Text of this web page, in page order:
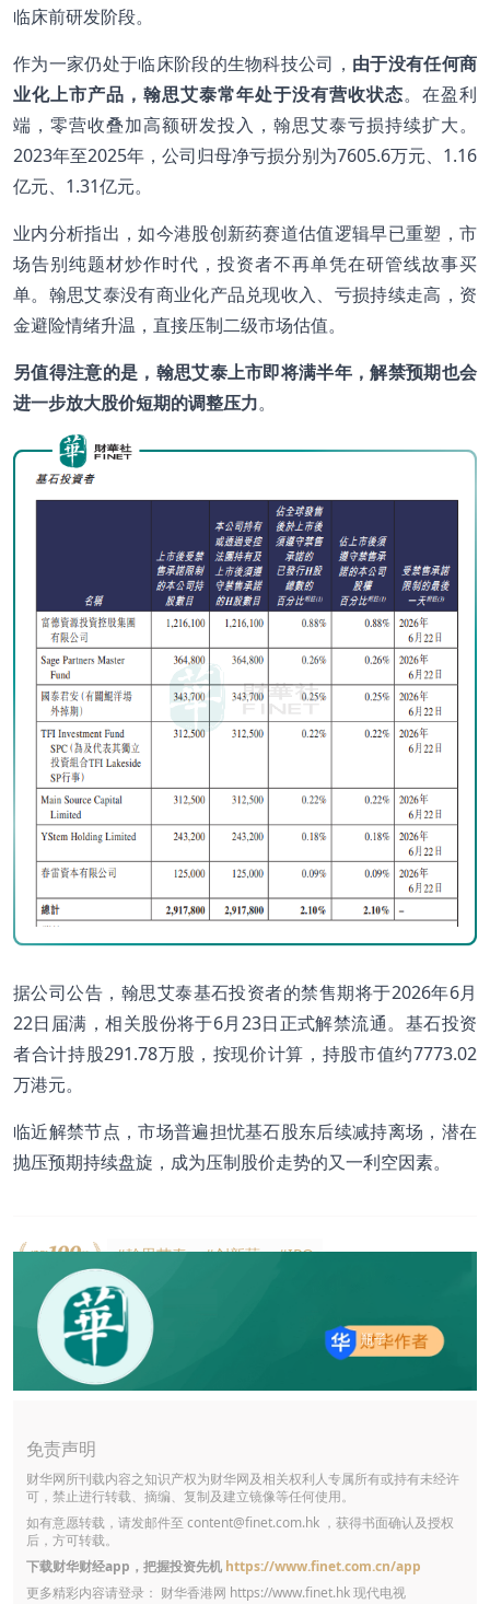
临床前研发阶段。
作为一家仍处于临床阶段的生物科技公司， 由于没有任何商
业化上市产品，翰思艾泰常年处于没有营收状态。在盈利
端，零营收叠加高额研发投入，翰思艾泰亏损持续扩大。
2023年至2025年，公司归母净亏损分别为7605.6万元、1.16
亿元、1.31亿元。
业内分析指出，如今港股创新药赛道估值逻辑早已重塑，市
场告别纯题材炒作时代，投资者不再单凭在研管线故事买
单。翰思艾泰没有商业化产品兑现收入、亏损持续走高，资
金避险情绪升温，直接压制二级市场估值。
另值得注意的是，翰思艾泰上市即将满半年，解禁预期也会
进一步放大股价短期的调整压力。
据公司公告，翰思艾泰基石投资者的禁售期将于2026年6月
22日届满，相关股份将于6月23日正式解禁流通。基石投资
者合计持股291.78万股，按现价计算，持股市值约7773.02
万港元。
临近解禁节点，市场普遍担忧基石股东后续减持离场，潜在
抛压预期持续盘旋，成为压制股价走势的又一利空因素。
#翰思艾泰 #创新药 #IPO
瓶子
免责声明
财华网所刊载内容之知识产权为财华网及相关权利人专属所有或持有未经许
可，禁止进行转载、摘编、复制及建立镜像等任何使用。
如有意愿转载，请发邮件至 content@finet.com.hk ，获得书面确认及授权
后，方可转载。
下载财华财经app，把握投资先机 https://www.finet.com.cn/app
更多精彩内容请登录： 财华香港网 https://www.finet.hk现代电视